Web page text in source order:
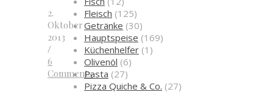
2.
Oktober
2013
/
6
Comments
Fleisch (125)
Getränke (30)
Hauptspeise (169)
Küchenhelfer (1)
Olivenöl (6)
Pasta (27)
Pizza Quiche & Co. (27)